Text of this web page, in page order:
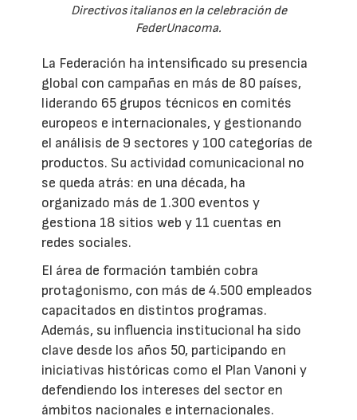
Directivos italianos en la celebración de
FederUnacoma.
La Federación ha intensificado su presencia
global con campañas en más de 80 países,
liderando 65 grupos técnicos en comités
europeos e internacionales, y gestionando
el análisis de 9 sectores y 100 categorías de
productos. Su actividad comunicacional no
se queda atrás: en una década, ha
organizado más de 1.300 eventos y
gestiona 18 sitios web y 11 cuentas en
redes sociales.
El área de formación también cobra
protagonismo, con más de 4.500 empleados
capacitados en distintos programas.
Además, su influencia institucional ha sido
clave desde los años 50, participando en
iniciativas históricas como el Plan Vanoni y
defendiendo los intereses del sector en
ámbitos nacionales e internacionales.